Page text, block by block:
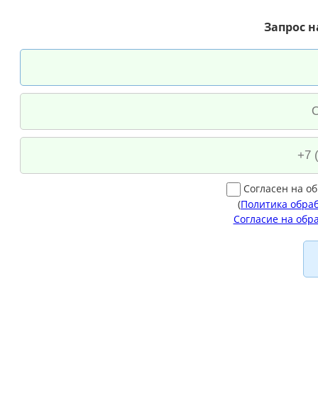
Запрос
Согласен на
(Политика
Согласие на